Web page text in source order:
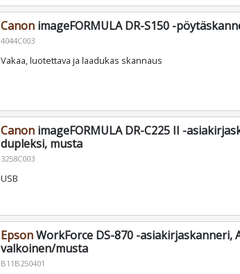
CanonimageFORMULA DR-S150 -
4044C003
Vakaa, luotettava ja laadukas skannaus
CanonimageFORMULA DR-C225 II -
dupleksi, musta
3258C003
USB
EpsonWorkForce DS-870 -asiakirjaskanneri,
valkoinen/musta
B11B250401